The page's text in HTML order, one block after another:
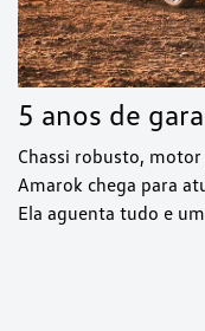
5 anos de
Chassi robusto,
Amarok chega para
Ela aguenta tudo e